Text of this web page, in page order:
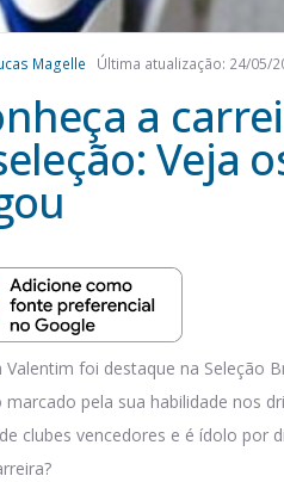
Magelle Última atualização: 24/05/
a
Veja
Valentim foi destaque na Seleção
marcado pela sua habilidade nos
clubes vencedores e é ídolo por